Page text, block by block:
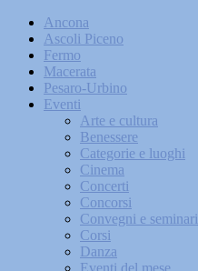
Ancona
Ascoli Piceno
Fermo
Macerata
Pesaro-Urbino
Eventi
Arte e cultura
Benessere
Categorie e luoghi
Cinema
Concerti
Concorsi
Convegni e seminari
Corsi
Danza
Eventi del mese